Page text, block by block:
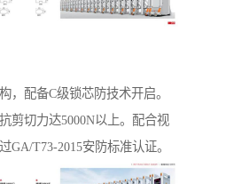
，配备C级锁芯防技术开启。
剪切力达5000N以上。配合视
GA/T73-2015安防标准认证。